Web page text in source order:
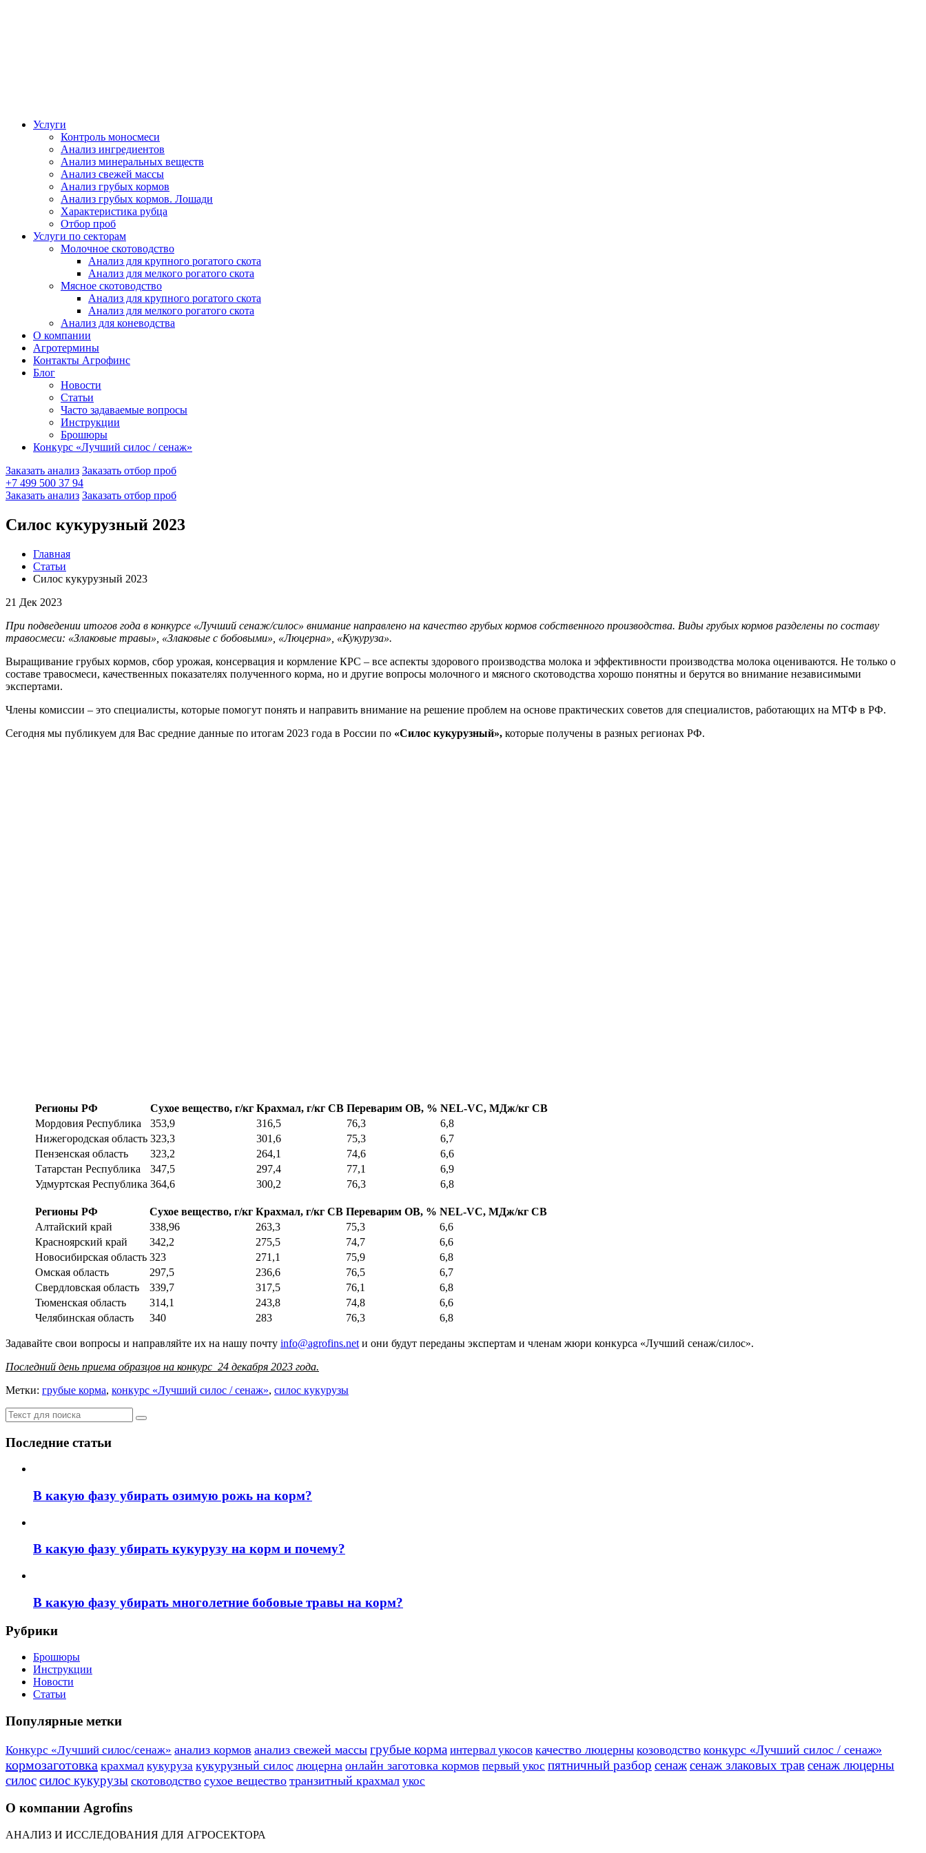
Услуги
Контроль моносмеси
Анализ ингредиентов
Анализ минеральных веществ
Анализ свежей массы
Анализ грубых кормов
Анализ грубых кормов. Лошади
Характеристика рубца
Отбор проб
Услуги по секторам
Молочное скотоводство
Анализ для крупного рогатого скота
Анализ для мелкого рогатого скота
Мясное скотоводство
Анализ для крупного рогатого скота
Анализ для мелкого рогатого скота
Анализ для коневодства
О компании
Агротермины
Контакты Агрофинс
Блог
Новости
Статьи
Часто задаваемые вопросы
Инструкции
Брошюры
Конкурс «Лучший силос / сенаж»
Заказать анализ Заказать отбор проб
+7 499 500 37 94
Заказать анализ Заказать отбор проб
Силос кукурузный 2023
Главная
Статьи
Силос кукурузный 2023
21 Дек 2023
При подведении итогов года в конкурсе «Лучший сенаж/силос» внимание направлено на качество грубых кормов собственного производства. Виды грубых кормов разделены по составу
травосмеси: «Злаковые травы», «Злаковые с бобовыми», «Люцерна», «Кукуруза».
Выращивание грубых кормов, сбор урожая, консервация и кормление КРС – все аспекты здорового производства молока и эффективности производства молока оцениваются. Не только о
составе травосмеси, качественных показателях полученного корма, но и другие вопросы молочного и мясного скотоводства хорошо понятны и берутся во внимание независимыми
экспертами.
Члены комиссии – это специалисты, которые помогут понять и направить внимание на решение проблем на основе практических советов для специалистов, работающих на МТФ в РФ.
Сегодня мы публикуем для Вас средние данные по итогам 2023 года в России по «Силос кукурузный», которые получены в разных регионах РФ.
Регионы РФ Сухое вещество, г/кг Крахмал, г/кг СВ Переварим ОВ, % NEL-VC, МДж/кг СВ
Мордовия Республика
353,9 316,5 76,3
6,8
Нижегородская область 323,3 301,6 75,3
6,7
Пензенская область
323,2 264,1 74,6
6,6
Татарстан Республика
347,5 297,4 77,1
6,9
Удмуртская Республика 364,6 300,2 76,3 6,8
Регионы РФ Сухое вещество, г/кг Крахмал, г/кг СВ Переварим ОВ, % NEL-VC, МДж/кг СВ
Алтайский край
338,96 263,3 75,3
6,6
Красноярский край
342,2 275,5 74,7
6,6
Новосибирская область 323 271,1 75,9
6,8
Омская область
297,5 236,6 76,5
6,7
Свердловская область
339,7 317,5 76,1
6,8
Тюменская область
314,1 243,8 74,8
6,6
Челябинская область
340 283 76,3 6,8
Задавайте свои вопросы и направляйте их на нашу почту info@agrofins.net и они будут переданы экспертам и членам жюри конкурса «Лучший сенаж/силос».
Последний день приема образцов на конкурс 24 декабря 2023 года.
Метки: грубые корма, конкурс «Лучший силос / сенаж», силос кукурузы
Последние статьи
В какую фазу убирать озимую рожь на корм?
В какую фазу убирать кукурузу на корм и почему?
В какую фазу убирать многолетние бобовые травы на корм?
Рубрики
Брошюры
Инструкции
Новости
Статьи
Популярные метки
Конкурс «Лучший силос/сенаж» анализ кормов анализ свежей массы грубые корма интервал укосов качество люцерны козоводство конкурс «Лучший силос / сенаж»
кормозаготовка крахмал кукуруза кукурузный силос люцерна онлайн заготовка кормов первый укос пятничный разбор сенажсенаж злаковых травсенаж люцерны
силоссилос кукурузы скотоводство сухое вещество транзитный крахмал укос
О компании Agrofins
АНАЛИЗ И ИССЛЕДОВАНИЯ ДЛЯ АГРОСЕКТОРА